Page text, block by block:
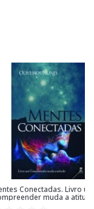
Conectadas. Livro
muda a